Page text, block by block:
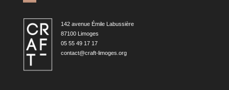
142 avenue Émile Labussière
87100 Limoges
05 55 49 17 17
contact@craft-limoges.org